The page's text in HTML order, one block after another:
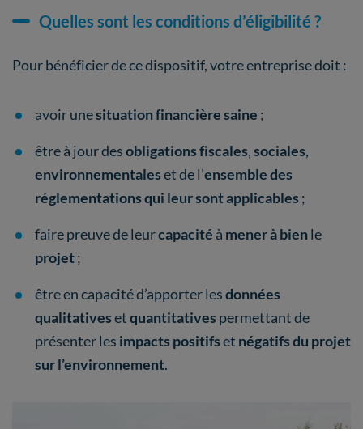
Quelles sont les conditions d’éligibilité ?
Pour bénéficier de ce dispositif, votre entreprise doit :
avoir unesituation financière saine ;
être à jour desobligations fiscales,sociales,
environnementaleset de l’ensemble des
réglementations qui leur sont applicables ;
faire preuve de leurcapacité à mener à bienle
projet;
être en capacité d’apporter lesdonnées
qualitativesetquantitatives permettant de
présenter les impacts positifset négatifs du projet
sur l’environnement.